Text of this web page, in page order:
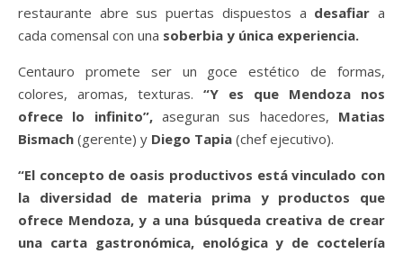
restaurante abre sus puertas dispuestos a desafiara
cada comensal con una soberbia y única experiencia.
Centauro promete ser un goce estético de formas,
colores, aromas, texturas. “Y es que Mendoza nos
ofrece lo infinito”, aseguran sus hacedores, Matias
Bismach (gerente) y Diego Tapia (chef ejecutivo).
“El concepto de oasis productivos está vinculado con
la diversidad de materia prima y productos que
ofrece Mendoza, y a una búsqueda creativa de crear
una carta gastronómica, enológica y de coctelería